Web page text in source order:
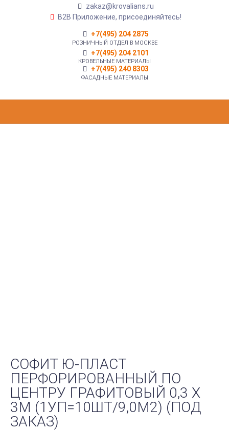
zakaz@krovalians.ru
B2B Приложение, присоединяйтесь!
+7(495) 204 2875
РОЗНИЧНЫЙ ОТДЕЛ В МОСКВЕ
+7(495) 204 2101
КРОВЕЛЬНЫЕ МАТЕРИАЛЫ
+7(495) 240 8303
ФАСАДНЫЕ МАТЕРИАЛЫ
СОФИТ Ю-ПЛАСТ
ПЕРФОРИРОВАННЫЙ ПО
ЦЕНТРУ ГРАФИТОВЫЙ 0,3 Х
3М (1УП=10ШТ/9,0М2) (ПОД
ЗАКАЗ)